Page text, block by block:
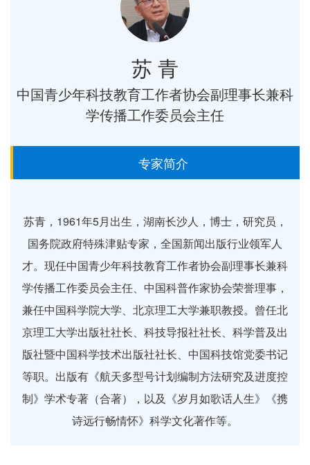
苏 青
中国青少年科技教育工作者协会副理事长兼科
学传播工作委员会主任
专家简介
苏青，1961年5月出生，湖南长沙人，博士，研究员，
国务院政府特殊津贴专家，全国新闻出版行业领军人
才。现任中国青少年科技教育工作者协会副理事长兼科
学传播工作委员会主任、中国科普作家协会荣誉理事，
兼任中国科学院大学、北京理工大学兼职教授。曾任北
京理工大学出版社社长、科技导报社社长、科学普及出
版社暨中国科学技术出版社社长、中国科技馆党委书记
等职。出版有《航天多型号计划编制方法研究及进度控
制》学术专著（合著），以及《岁月如歌话人生》《携
诗远行畅情怀》科学文化著作等。